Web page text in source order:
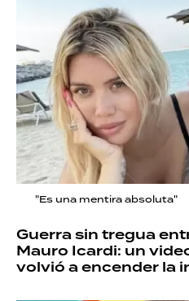
"Es una mentira absoluta"
Guerra sin tregua
Mauro Icardi: un
volvió a encender la